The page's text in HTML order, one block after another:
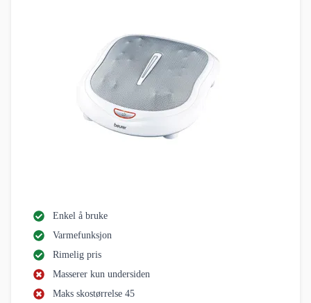
Enkel å bruke
Varmefunksjon
Rimelig pris
Masserer kun undersiden
Maks skostørrelse 45